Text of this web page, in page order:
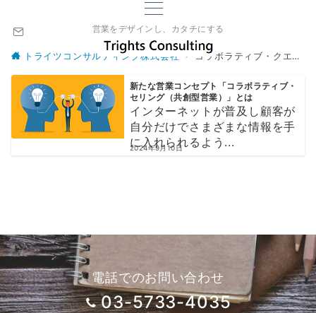
営業をデザインし、カタチにする
トライツコンサルティング株式会社 コラボラティブ・クエスチョン
新たな営業コンセプト「コラボラティブ・
セリング（共創型営業）」とは
インターネットが普及し顧客が
自分だけでさまざまな情報を手
に入れられるよう...
2024年9月10日
電話でのお問い合わせ
03-5733-4035